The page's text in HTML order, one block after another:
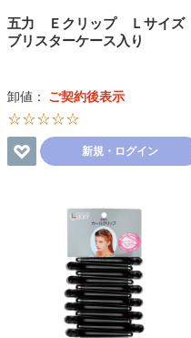
五力 Ｅクリップ Ｌサイズ
ブリスターケース入り
卸値： ご契約後表示
☆☆☆☆☆
新規・ログイン